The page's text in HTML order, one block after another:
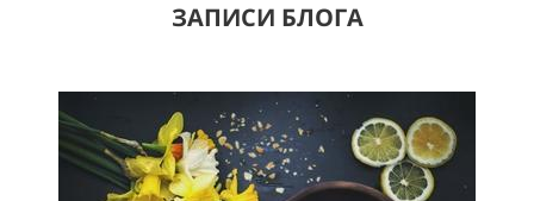
ЗАПИСИ БЛОГА